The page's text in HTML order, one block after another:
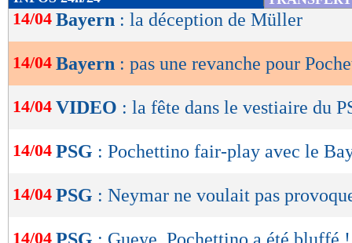
de
lecture
OK
14/04 Bayern : la déception de Müller
14/04 Bayern : pas une revanche pour
14/04 VIDEO : la fête dans le vestiaire du
14/04 PSG : Pochettino fair-play avec le
14/04 PSG : Neymar ne voulait pas
14/04